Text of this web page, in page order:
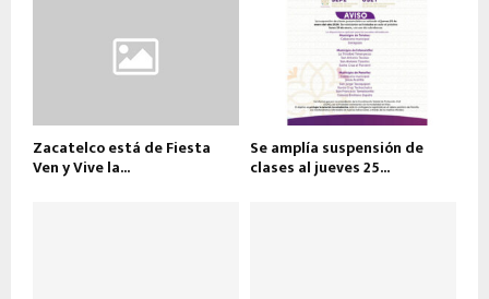
Zacatelco está de Fiesta
Ven y Vive la...
Se amplía suspensión de
clases al jueves 25...